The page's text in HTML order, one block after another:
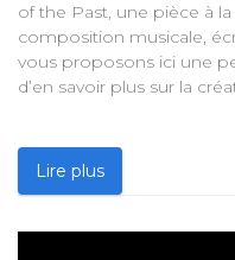
of the Past, une pièce à
composition musicale,
vous proposons ici une
d’en savoir plus sur la
Lire plus